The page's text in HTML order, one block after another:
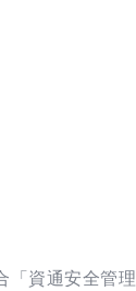
資通安全管